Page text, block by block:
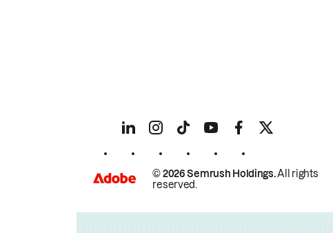
© 2026 Semrush Holdings.All rights
reserved.